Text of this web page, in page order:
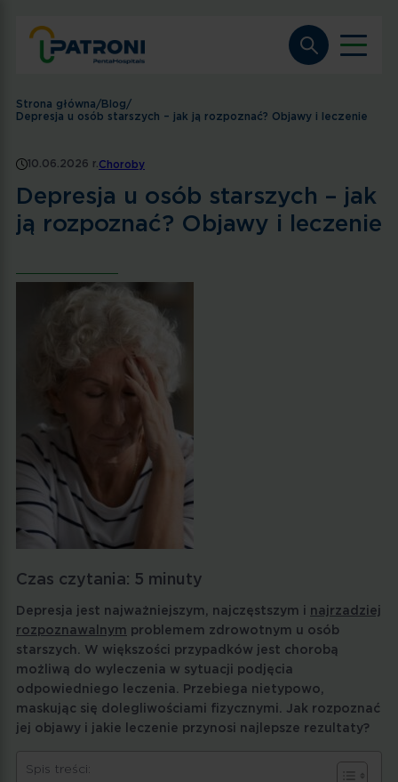
Strona główna/Blog/
Depresja u osób starszych – jak ją rozpoznać? Objawy i leczenie
10.06.2026 r. Choroby
Depresja u osób starszych – jak
ją rozpoznać? Objawy i leczenie
Czas czytania: 5 minuty
Depresja jest najważniejszym, najczęstszym i najrzadziej
rozpoznawalnym problemem zdrowotnym u osób
starszych. W większości przypadków jest chorobą
możliwą do wyleczenia w sytuacji podjęcia
odpowiedniego leczenia. Przebiega nietypowo,
maskując się dolegliwościami fizycznymi. Jak rozpoznać
jej objawy i jakie leczenie przynosi najlepsze rezultaty?
Spis treści: